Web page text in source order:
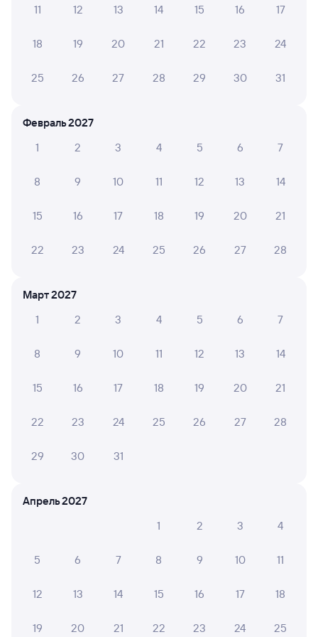
А ещё здесь можно найти
Обратные билеты из Токи в Звеньевой
Отели
11 12 13 14 15 16 17
18 19 20 21 22 23 24
25 26 27 28 29 30 31
Февраль 2027
1
2 3 4 5 6 7
8 9 10 11 12 13 14
15 16 17 18 19 20 21
22 23 24 25 26 27 28
Март 2027
1
2 3 4 5 6 7
8 9 10 11 12 13 14
15 16 17 18 19 20 21
22 23 24 25 26 27 28
29 30 31
Апрель 2027
1
2 3 4
5 6 7 8 9 10 11
12 13 14 15 16 17 18
19 20 21 22 23 24 25